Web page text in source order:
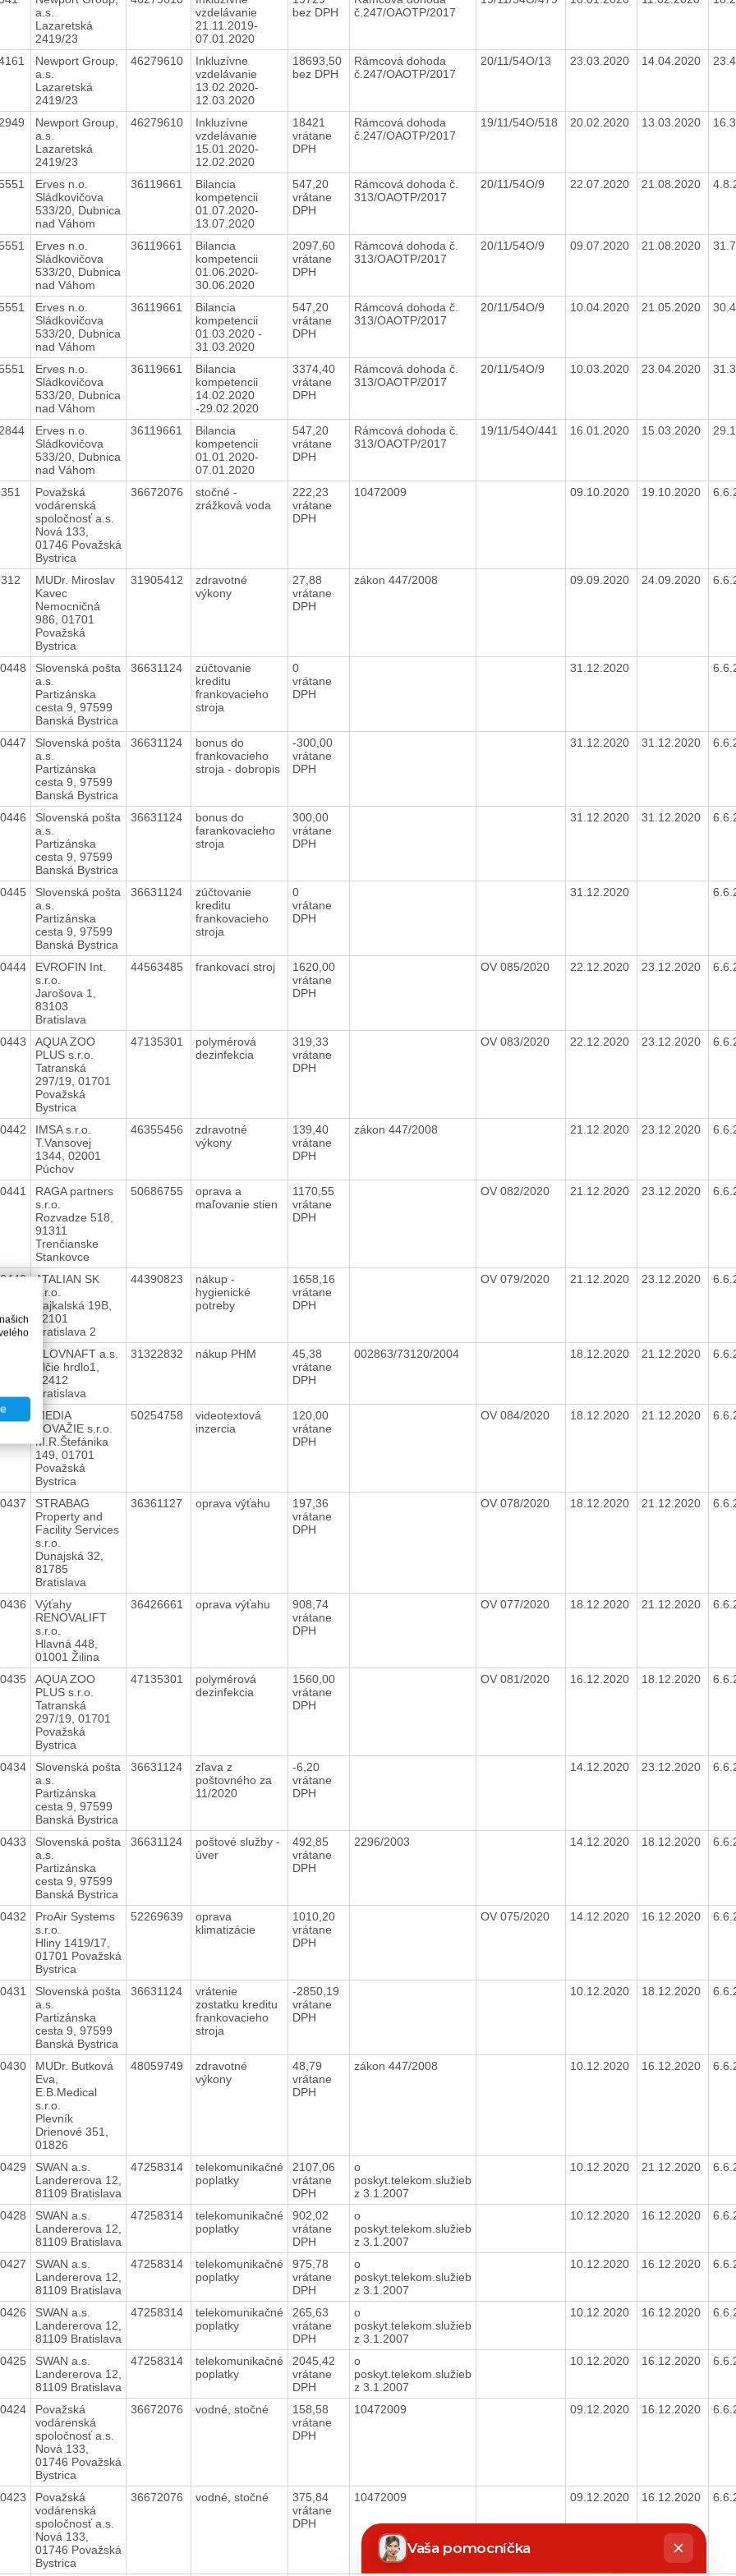
a.s.
Lazaretská
2419/23
vzdelávanie
21.11.2019-
07.01.2020
bez DPH
č.247/OAOTP/2017
Newport Group,
a.s.
Lazaretská
2419/23
46279610
Inkluzívne
vzdelávanie
13.02.2020-
12.03.2020
18693,50
bez DPH
Rámcová dohoda
č.247/OAOTP/2017
20/11/54O/13 23.03.2020 14.04.2020
Newport Group,
a.s.
Lazaretská
2419/23
46279610
Inkluzívne
vzdelávanie
15.01.2020-
12.02.2020
18421
vrátane
DPH
Rámcová dohoda
č.247/OAOTP/2017
19/11/54O/518 20.02.2020 13.03.2020
Erves n.o.
Sládkovičova
533/20, Dubnica
nad Váhom
36119661
Bilancia
kompetencii
01.07.2020-
13.07.2020
547,20
vrátane
DPH
Rámcová dohoda č.
313/OAOTP/2017
20/11/54O/9 22.07.2020 21.08.2020
Erves n.o.
Sládkovičova
533/20, Dubnica
nad Váhom
36119661
Bilancia
kompetencii
01.06.2020-
30.06.2020
2097,60
vrátane
DPH
Rámcová dohoda č.
313/OAOTP/2017
20/11/54O/9 09.07.2020 21.08.2020
Erves n.o.
Sládkovičova
533/20, Dubnica
nad Váhom
36119661
Bilancia
kompetencii
01.03.2020 -
31.03.2020
547,20
vrátane
DPH
Rámcová dohoda č.
313/OAOTP/2017
20/11/54O/9 10.04.2020 21.05.2020
Erves n.o.
Sládkovičova
533/20, Dubnica
nad Váhom
36119661
Bilancia
kompetencii
14.02.2020
-29.02.2020
3374,40
vrátane
DPH
Rámcová dohoda č.
313/OAOTP/2017
20/11/54O/9 10.03.2020 23.04.2020
Erves n.o.
Sládkovičova
533/20, Dubnica
nad Váhom
36119661
Bilancia
kompetencii
01.01.2020-
07.01.2020
547,20
vrátane
DPH
Rámcová dohoda č.
313/OAOTP/2017
19/11/54O/441 16.01.2020 15.03.2020
Považská
vodárenská
spoločnosť a.s.
Nová 133,
01746 Považská
Bystrica
36672076
stočné -
zrážková voda
222,23
vrátane
DPH
10472009 09.10.2020 19.10.2020
MUDr. Miroslav
Kavec
Nemocničná
986, 01701
Považská
Bystrica
31905412
zdravotné
výkony
27,88
vrátane
DPH
zákon 447/2008 09.09.2020 24.09.2020
Slovenská pošta
a.s.
Partizánska
cesta 9, 97599
Banská Bystrica
36631124
zúčtovanie
kreditu
frankovacieho
stroja
0
vrátane
DPH
31.12.2020
Slovenská pošta
a.s.
Partizánska
cesta 9, 97599
Banská Bystrica
36631124
bonus do
frankovacieho
stroja - dobropis
-300,00
vrátane
DPH
31.12.2020 31.12.2020
Slovenská pošta
a.s.
Partizánska
cesta 9, 97599
Banská Bystrica
36631124
bonus do
farankovacieho
stroja
300,00
vrátane
DPH
31.12.2020 31.12.2020
Slovenská pošta
a.s.
Partizánska
cesta 9, 97599
Banská Bystrica
36631124
zúčtovanie
kreditu
frankovacieho
stroja
0
vrátane
DPH
31.12.2020
EVROFIN Int.
s.r.o.
Jarošova 1,
83103
Bratislava
44563485 frankovací stroj
1620,00
vrátane
DPH
OV 085/2020 22.12.2020 23.12.2020
AQUA ZOO
PLUS s.r.o.
Tatranská
297/19, 01701
Považská
Bystrica
47135301
polymérová
dezinfekcia
319,33
vrátane
DPH
OV 083/2020 22.12.2020 23.12.2020
IMSA s.r.o.
T.Vansovej
1344, 02001
Púchov
46355456
zdravotné
výkony
139,40
vrátane
DPH
zákon 447/2008 21.12.2020 23.12.2020
RAGA partners
s.r.o.
Rozvadze 518,
91311
Trenčianske
Stankovce
50686755
oprava a
maľovanie stien
1170,55
vrátane
DPH
OV 082/2020 21.12.2020 23.12.2020
ATALIAN SK
s.r.o.
Bajkalská 19B,
82101
Bratislava 2
44390823
nákup -
hygienické
potreby
1658,16
vrátane
DPH
OV 079/2020 21.12.2020 23.12.2020
SLOVNAFT a.s.
Vlčie hrdlo1,
82412
Bratislava
31322832 nákup PHM
45,38
vrátane
DPH
002863/73120/2004 18.12.2020 21.12.2020
MEDIA
POVAŽIE s.r.o.
M.R.Štefánika
149, 01701
Považská
Bystrica
50254758
videotextová
inzercia
120,00
vrátane
DPH
OV 084/2020 18.12.2020 21.12.2020
STRABAG
Property and
Facility Services
s.r.o.
Dunajská 32,
81785
Bratislava
36361127 oprava výťahu
197,36
vrátane
DPH
OV 078/2020 18.12.2020 21.12.2020
Výťahy
RENOVALIFT
s.r.o.
Hlavná 448,
01001 Žilina
36426661 oprava výťahu
908,74
vrátane
DPH
OV 077/2020 18.12.2020 21.12.2020
AQUA ZOO
PLUS s.r.o.
Tatranská
297/19, 01701
Považská
Bystrica
47135301
polymérová
dezinfekcia
1560,00
vrátane
DPH
OV 081/2020 16.12.2020 18.12.2020
Slovenská pošta
a.s.
Partizánska
cesta 9, 97599
Banská Bystrica
36631124
zľava z
poštovného za
11/2020
-6,20
vrátane
DPH
14.12.2020 23.12.2020
Slovenská pošta
a.s.
Partizánska
cesta 9, 97599
Banská Bystrica
36631124
poštové služby -
úver
492,85
vrátane
DPH
2296/2003 14.12.2020 18.12.2020
ProAir Systems
s.r.o.
Hliny 1419/17,
01701 Považská
Bystrica
52269639
oprava
klimatizácie
1010,20
vrátane
DPH
OV 075/2020 14.12.2020 16.12.2020
Slovenská pošta
a.s.
Partizánska
cesta 9, 97599
Banská Bystrica
36631124
vrátenie
zostatku kreditu
frankovacieho
stroja
-2850,19
vrátane
DPH
10.12.2020 18.12.2020
MUDr. Butková
Eva,
E.B.Medical
s.r.o.
Plevník
Drienové 351,
01826
48059749
zdravotné
výkony
48,79
vrátane
DPH
zákon 447/2008 10.12.2020 16.12.2020
SWAN a.s.
Landererova 12,
81109 Bratislava
47258314
telekomunikačné
poplatky
2107,06
vrátane
DPH
o
poskyt.telekom.služieb
z 3.1.2007
10.12.2020 21.12.2020
SWAN a.s.
Landererova 12,
81109 Bratislava
47258314
telekomunikačné
poplatky
902,02
vrátane
DPH
o
poskyt.telekom.služieb
z 3.1.2007
10.12.2020 16.12.2020
SWAN a.s.
Landererova 12,
81109 Bratislava
47258314
telekomunikačné
poplatky
975,78
vrátane
DPH
o
poskyt.telekom.služieb
z 3.1.2007
10.12.2020 16.12.2020
SWAN a.s.
Landererova 12,
81109 Bratislava
47258314
telekomunikačné
poplatky
265,63
vrátane
DPH
o
poskyt.telekom.služieb
z 3.1.2007
10.12.2020 16.12.2020
SWAN a.s.
Landererova 12,
81109 Bratislava
47258314
telekomunikačné
poplatky
2045,42
vrátane
DPH
o
poskyt.telekom.služieb
z 3.1.2007
10.12.2020 16.12.2020
Považská
vodárenská
spoločnosť a.s.
Nová 133,
01746 Považská
Bystrica
36672076 vodné, stočné
158,58
vrátane
DPH
10472009 09.12.2020 16.12.2020
Považská
vodárenská
spoločnosť a.s.
Nová 133,
01746 Považská
Bystrica
36672076 vodné, stočné
375,84
vrátane
DPH
10472009 09.12.2020 16.12.2020
Vaša pomocníčka
Chatbot
píše